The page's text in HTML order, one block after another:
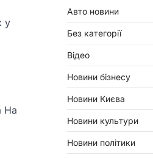
у
На
Авто новини
Без категорії
Відео
Новини бізнесу
Новини Києва
Новини культури
Новини політики